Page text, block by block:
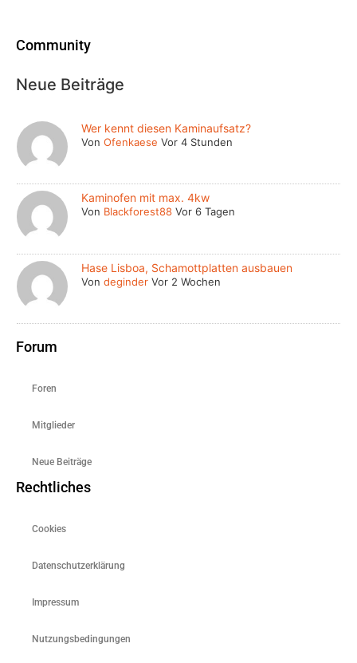
Community
Neue Beiträge
Wer kennt diesen Kaminaufsatz?
VonOfenkaese Vor 4 Stunden
Kaminofen mit max. 4kw
Von Blackforest88 Vor 6 Tagen
Hase Lisboa, Schamottplatten ausbauen
Vondeginder Vor 2 Wochen
Forum
Foren
Mitglieder
Neue Beiträge
Rechtliches
Cookies
Datenschutzerklärung
Impressum
Nutzungsbedingungen